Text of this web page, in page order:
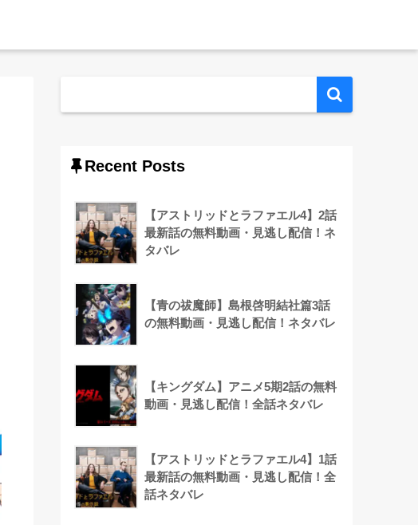
Recent Posts
【アストリッドとラファエル4】2話
最新話の無料動画・見逃し配信！ネ
タバレ
【青の祓魔師】島根啓明結社篇3話
の無料動画・見逃し配信！ネタバレ
【キングダム】アニメ5期2話の無料
動画・見逃し配信！全話ネタバレ
【アストリッドとラファエル4】1話
最新話の無料動画・見逃し配信！全
話ネタバレ